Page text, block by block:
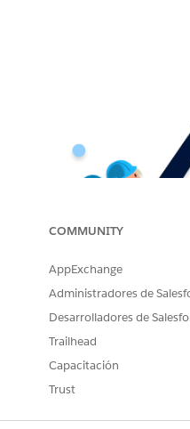
COMMUNITY
AppExchange
Administradores de
Desarrolladores de
Trailhead
Capacitación
Trust